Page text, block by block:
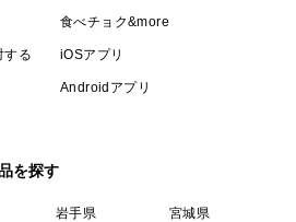
する
食べチョク&more
iOSアプリ
Androidアプリ
を探す
岩手県
宮城県